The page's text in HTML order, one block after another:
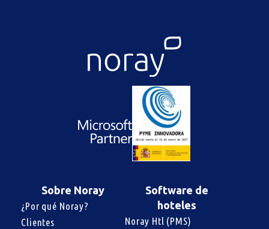
Sobre Noray
¿Por qué Noray?
Clientes
Software de
hoteles
Noray Htl (PMS)